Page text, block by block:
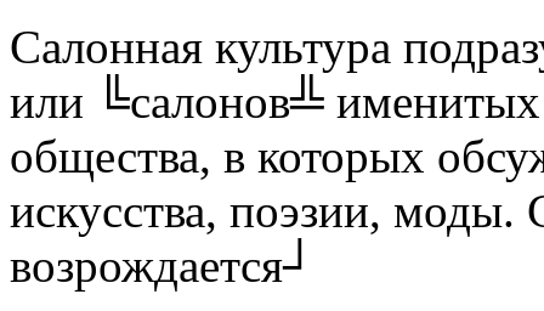
Салонная культура
или ╚салонов╩ именитых
общества, в которых
искусства, поэзии,
возрождается┘